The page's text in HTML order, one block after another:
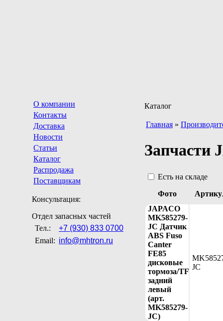
О компании
Контакты
Доставка
Новости
Статьи
Каталог
Распродажа
Поставщикам
Консультация:
Отдел запасных частей
Тел.:
+7 (930) 833 0700
Email: info@mhtron.ru
Каталог
Главная »
Запчасти
Есть на складе
Фото
JAPACO
MK585279-
JC Датчик
ABS Fuso
Canter
FE85
дисковые
тормоза/TF
задний
левый
(арт.
MK585279-
JC)
JC